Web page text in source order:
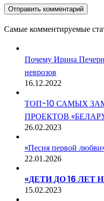
Самые комментируемые
Почему Ирина
неврозов
16.12.2022
ТОП-10 САМЫХ
ПРОЕКТОВ
26.02.2023
«Песня первой
22.01.2026
«ДЕТИ ДО 16
15.02.2023